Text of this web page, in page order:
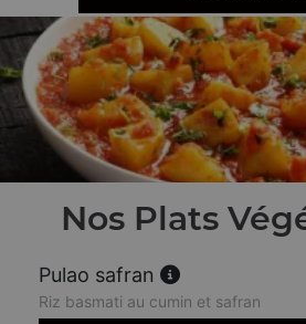
Nos Plats
Pulao safran
Riz basmati au cumin et safran